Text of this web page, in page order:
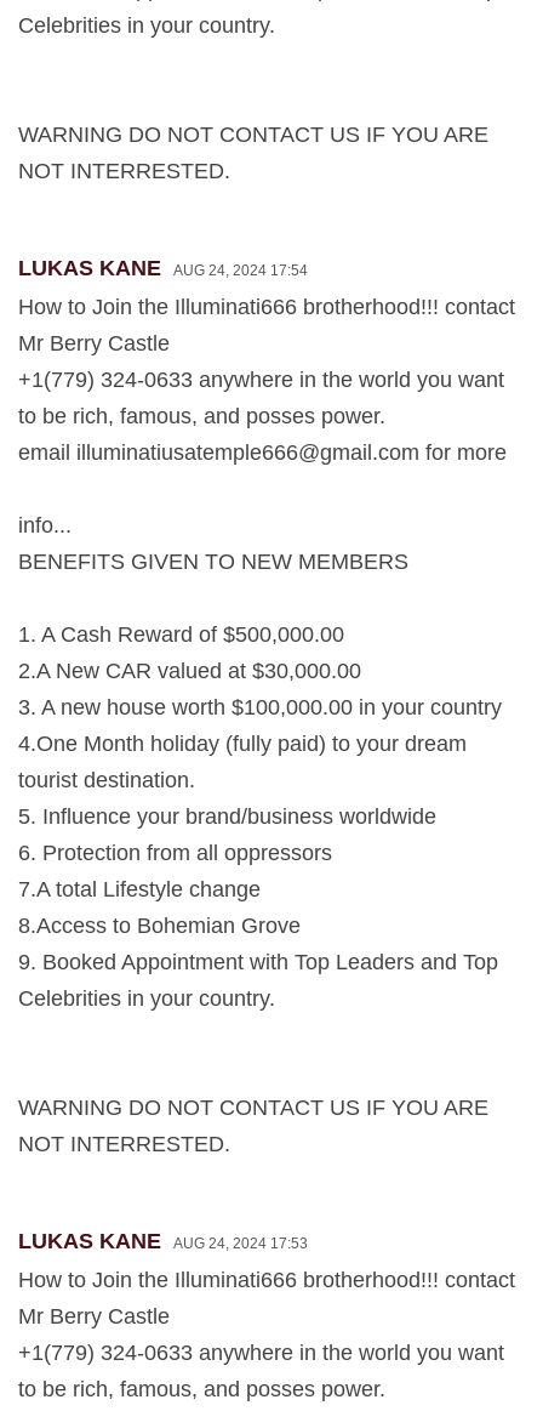
Celebrities in your country.
WARNING DO NOT CONTACT US IF YOU ARE
NOT INTERRESTED.
LUKAS KANE AUG 24, 2024 17:54
How to Join the Illuminati666 brotherhood!!! contact
Mr Berry Castle
+1(779) 324-0633 anywhere in the world you want
to be rich, famous, and posses power.
email illuminatiusatemple666@gmail.com for more
info...
BENEFITS GIVEN TO NEW MEMBERS
1. A Cash Reward of $500,000.00
2.A New CAR valued at $30,000.00
3. A new house worth $100,000.00 in your country
4.One Month holiday (fully paid) to your dream
tourist destination.
5. Influence your brand/business worldwide
6. Protection from all oppressors
7.A total Lifestyle change
8.Access to Bohemian Grove
9. Booked Appointment with Top Leaders and Top
Celebrities in your country.
WARNING DO NOT CONTACT US IF YOU ARE
NOT INTERRESTED.
LUKAS KANE AUG 24, 2024 17:53
How to Join the Illuminati666 brotherhood!!! contact
Mr Berry Castle
+1(779) 324-0633 anywhere in the world you want
to be rich, famous, and posses power.